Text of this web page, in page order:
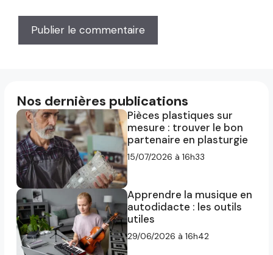
Nos dernières publications
Pièces plastiques sur
mesure : trouver le bon
partenaire en plasturgie
15/07/2026 à 16h33
Apprendre la musique en
autodidacte : les outils
utiles
29/06/2026 à 16h42